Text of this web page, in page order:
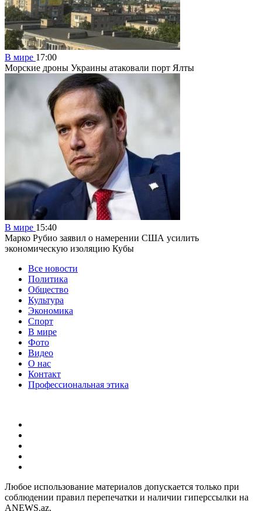
В мире 17:00
Морские дроны Украины атаковали порт Ялты
В мире 15:40
Марко Рубио заявил о намерении США усилить
экономическую изоляцию Кубы
Все новости
Политика
Общество
Культура
Экономика
Спорт
В мире
Фото
Видео
О нас
Контакт
Профессиональная этика
Любое использование материалов допускается только при
соблюдении правил перепечатки и наличии гиперссылки на
ANEWS.az.